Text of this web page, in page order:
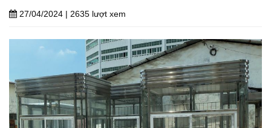
27/04/2024 | 2635 lượt xem